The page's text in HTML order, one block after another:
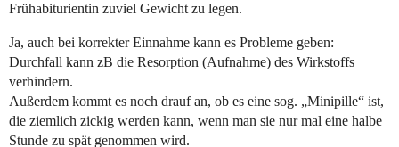
Frühabiturientin zuviel Gewicht zu legen.
Ja, auch bei korrekter Einnahme kann es Probleme geben:
Durchfall kann zB die Resorption (Aufnahme) des Wirkstoffs
verhindern.
Außerdem kommt es noch drauf an, ob es eine sog. „Minipille“ ist,
die ziemlich zickig werden kann, wenn man sie nur mal eine halbe
Stunde zu spät genommen wird.